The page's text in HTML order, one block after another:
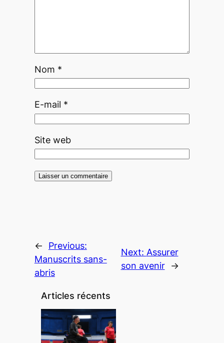
Nom *
E-mail *
Site web
←
Previous:
Manuscrits sans-
abris
Next: Assurer
son avenir
→
Articles récents